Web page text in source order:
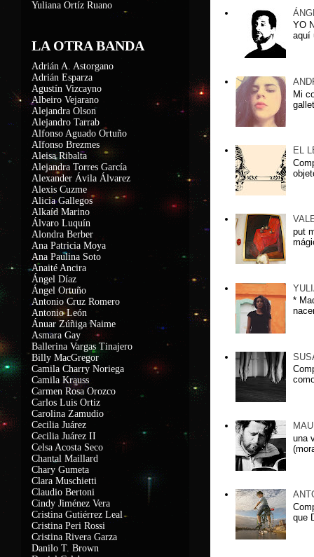
YO
aquí
Mi
EL
put
*
una
que
Yuliana Ortíz Ruano
LA OTRA BANDA
Adrián A. Astorgano
Adrián Esparza
Agustín Vizcayno
Albeiro Vejarano
Alejandra Olson
Alejandro Tarrab
Alfonso Aguado Ortuño
Alfonso Brezmes
Aleisa Ribalta
Alejandra Torres García
Alexander Ávila Álvarez
Alexis Cuzme
Alicia Gallegos
Alkaíd Marino
Álvaro Luquín
Alondra Berber
Ana Patricia Moya
Ana Paulina Soto
Anaité Ancira
Ángel Díaz
Ángel Ortuño
Antonio Cruz Romero
Antonio León
Ánuar Zúñiga Naime
Asmara Gay
Ballerina Vargas Tinajero
Billy MacGregor
Camila Charry Noriega
Camila Krauss
Carmen Rosa Orozco
Carlos Luis Ortiz
Carolina Zamudio
Cecilia Juárez
Cecilia Juárez II
Celsa Acosta Seco
Chantal Maillard
Chary Gumeta
Clara Muschietti
Claudio Bertoni
Cindy Jiménez Vera
Cristina Gutiérrez Leal
Cristina Peri Rossi
Cristina Rivera Garza
Danilo T. Brown